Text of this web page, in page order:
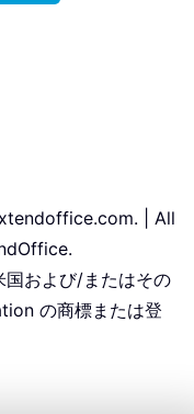
| All
および/またはその
の商標または登